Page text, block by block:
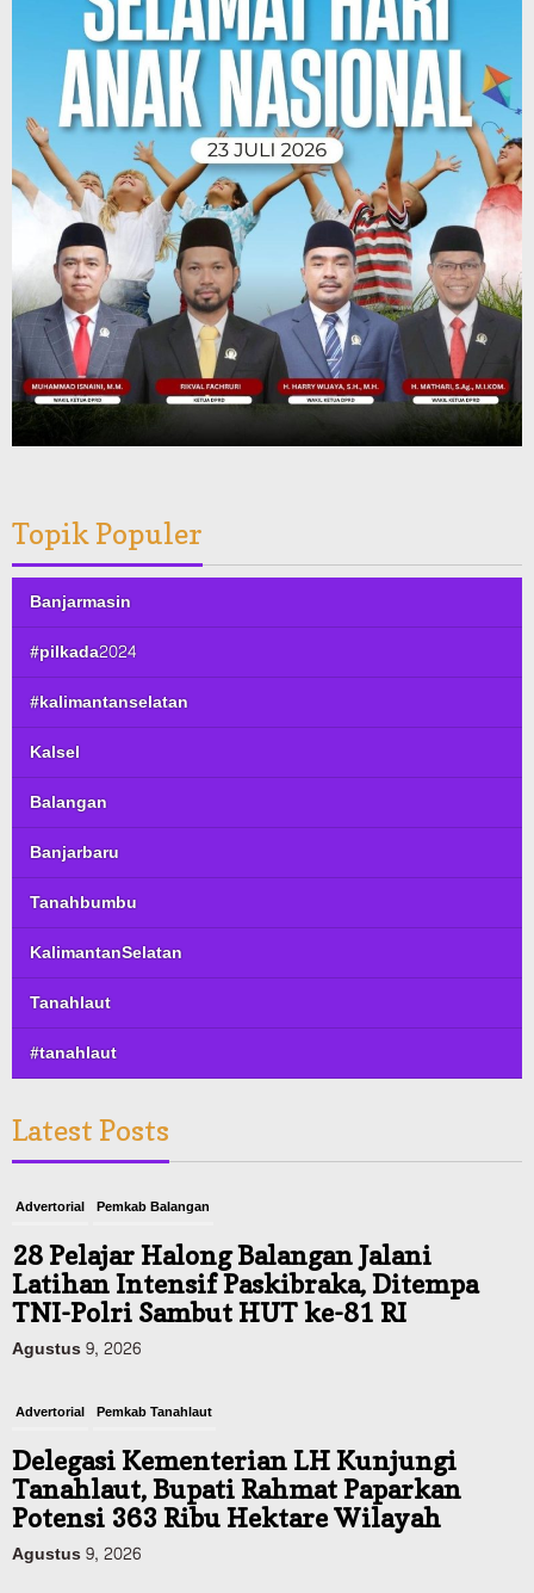
Topik Populer
Banjarmasin
#pilkada2024
#kalimantanselatan
Kalsel
Balangan
Banjarbaru
Tanahbumbu
KalimantanSelatan
Tanahlaut
#tanahlaut
Latest Posts
Advertorial Pemkab Balangan
28 Pelajar Halong Balangan Jalani
Latihan Intensif Paskibraka, Ditempa
TNI-Polri Sambut HUT ke-81 RI
Agustus 9, 2026
Advertorial Pemkab Tanahlaut
Delegasi Kementerian LH Kunjungi
Tanahlaut, Bupati Rahmat Paparkan
Potensi 363 Ribu Hektare Wilayah
Agustus 9, 2026